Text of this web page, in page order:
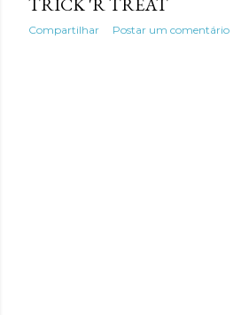
Compartilhar Postar um comentário